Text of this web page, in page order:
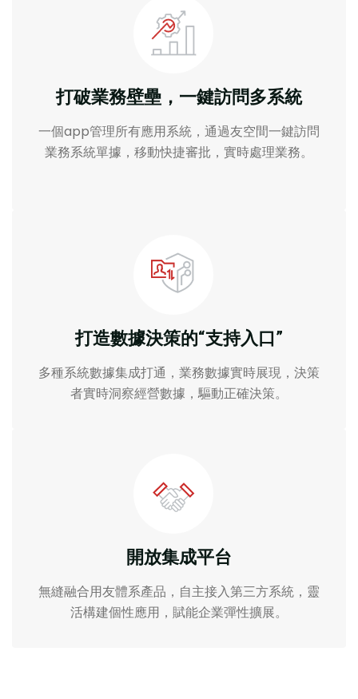
打破業務壁壘，一鍵訪問多系統
一個app管理所有應用系統，通過友空間一鍵訪問
業務系統單據，移動快捷審批，實時處理業務。
打造數據決策的“支持入口”
多種系統數據集成打通，業務數據實時展現，決策
者實時洞察經營數據，驅動正確決策。
開放集成平台
無縫融合用友體系產品，自主接入第三方系統，靈
活構建個性應用，賦能企業彈性擴展。